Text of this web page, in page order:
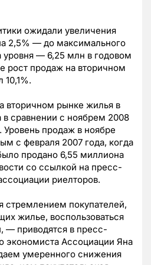
ожидали увеличения
2,5% — до максимального
уровня — 6,25 млн в годовом
рост продаж на вторичном
10,1%.
вторичном рынке жилья в
в сравнении с ноябрем 2008
Уровень продаж в ноябре
с февраля 2007 года, когда
продано 6,55 миллиона
со ссылкой на пресс-
риелторов.
покупателей,
жилье, воспользоваться
— приводятся в пресс-
экономиста Ассоциации Яна
умеренного снижения